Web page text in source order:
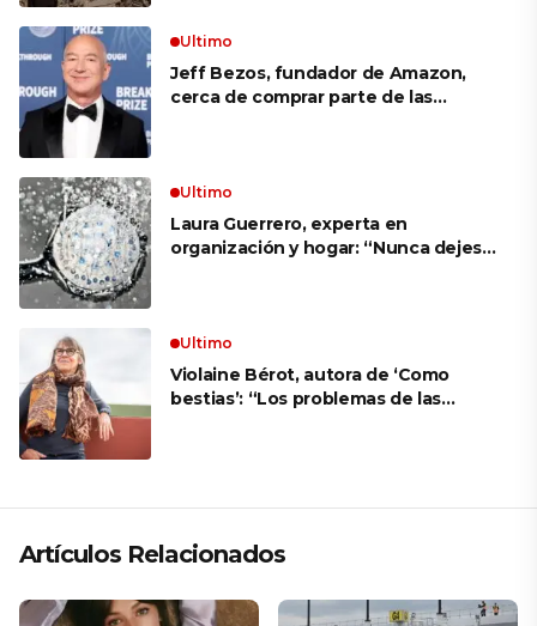
Ultimo
Jeff Bezos, fundador de Amazon,
cerca de comprar parte de las
Ultimo
Laura Guerrero, experta en
organización y hogar: “Nunca dejes
Ultimo
Violaine Bérot, autora de ‘Como
bestias’: “Los problemas de las
Artículos Relacionados